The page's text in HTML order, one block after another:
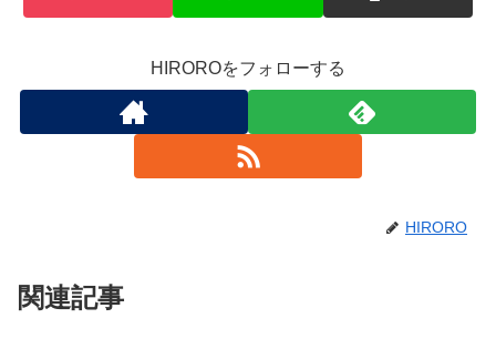
HIROROをフォローする
HIRORO
関連記事